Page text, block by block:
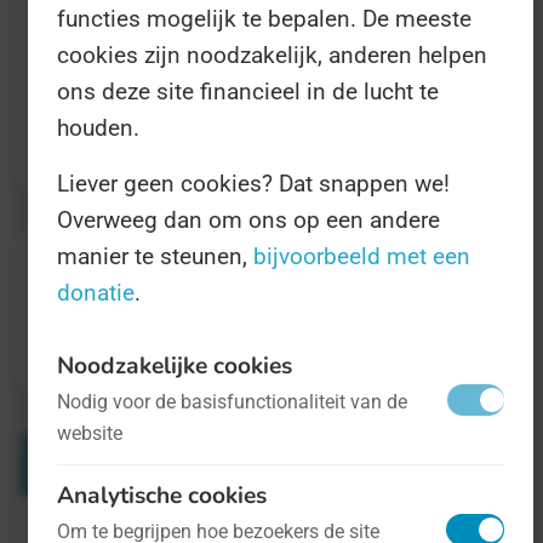
medewerkers.
Meer informatie vindt u op
functies mogelijk te bepalen. De meeste
cookies zijn noodzakelijk, anderen helpen
ons deze site financieel in de lucht te
houden.
Liever geen cookies? Dat snappen we!
Overweeg dan om ons op een andere
manier te steunen, bijvoorbeeld met een
donatie.
Noodzakelijke cookies
Nodig voor de basisfunctionaliteit van de
website
Analytische cookies
Om te begrijpen hoe bezoekers de site